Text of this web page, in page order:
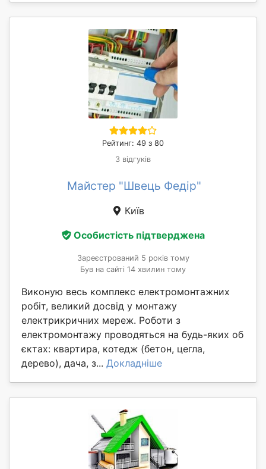
Рейтинг: 49 з 80
3 відгуків
Майстер "Швець Федір"
Київ
Особистість підтверджена
Зареєстрований 5 років тому
Був на сайті 14 хвилин тому
Виконую весь комплекс електромонтажних
робіт, великий досвід у монтажу
електрикричних мереж. Роботи з
електромонтажу проводяться на будь-яких об
єктах: квартира, котедж (бетон, цегла,
дерево), дача, з... Докладніше